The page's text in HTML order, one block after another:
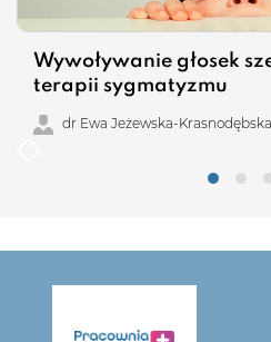
Wywoływanie głosek
terapii sygmatyzmu
dr Ewa Jeżewska-Krasnodębska